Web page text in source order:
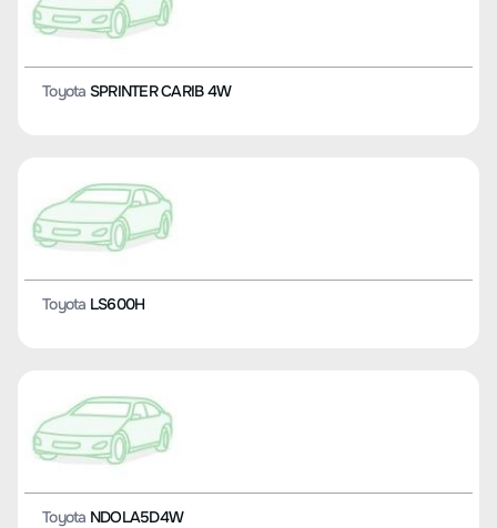
Toyota SPRINTER CARIB 4W
Toyota LS600H
Toyota NDOLA5D4W